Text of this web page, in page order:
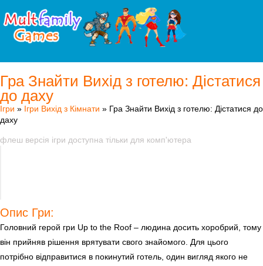
Гра Знайти Вихід з готелю: Дістатися
до даху
Ігри » Ігри Вихід з Кімнати » Гра Знайти Вихід з готелю: Дістатися до
даху
флеш версія ігри доступна тільки для комп'ютера
Опис Гри:
Головний герой гри Up to the Roof – людина досить хоробрий, тому
він прийняв рішення врятувати свого знайомого. Для цього
потрібно відправитися в покинутий готель, один вигляд якого не